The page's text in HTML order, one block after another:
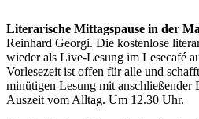
Literarische Mittagspause in der
Reinhard Georgi. Die kostenlose
wieder als Live-Lesung im Lesecafé
Vorlesezeit ist offen für alle und
minütigen Lesung mit anschließender
Auszeit vom Alltag. Um 12.30 Uhr.